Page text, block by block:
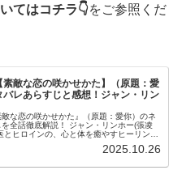
てはコチラ👇をご参照くだ
素敵な恋の咲かせかた】（原題：愛
バレあらすじと感想！ジャン・リン
な恋の咲かせかた』（原題：愛你）のネ
全話徹底解説！ ジャン・リンホー(張凌
とヒロインの、心と体を癒やすヒーリン
2025.10.26